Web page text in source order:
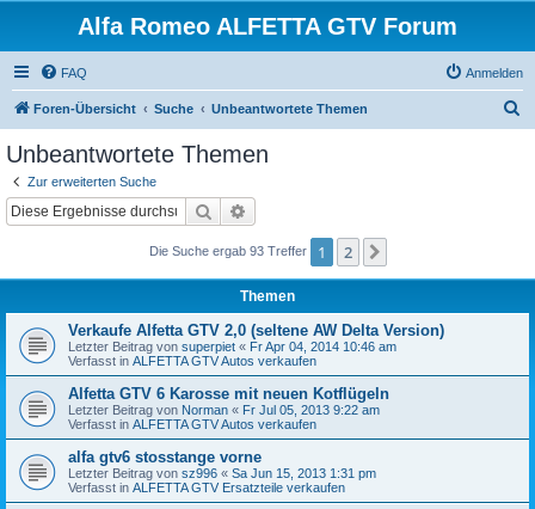
Alfa Romeo ALFETTA GTV Forum
FAQ Anmelden
Foren-Übersicht Suche Unbeantwortete Themen
Unbeantwortete Themen
Zur erweiterten Suche
Suche
Die Suche ergab 93 Treffer 1 2
Themen
Verkaufe Alfetta GTV 2,0 (seltene AW Delta Version)
Letzter Beitrag von superpiet « Fr Apr 04, 2014 10:46 am
Verfasst in ALFETTA GTV Autos verkaufen
Alfetta GTV 6 Karosse mit neuen Kotflügeln
Letzter Beitrag von Norman « Fr Jul 05, 2013 9:22 am
Verfasst in ALFETTA GTV Autos verkaufen
alfa gtv6 stosstange vorne
Letzter Beitrag von sz996 « Sa Jun 15, 2013 1:31 pm
Verfasst in ALFETTA GTV Ersatzteile verkaufen